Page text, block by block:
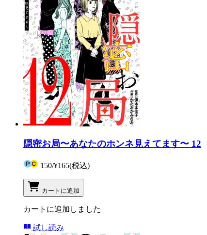
隠密お局〜あなたのホンネ見えてます〜 12
150/¥165(税込)
カートに追加
カートに追加しました
試し読み